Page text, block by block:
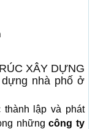
XÂY DỰNG
nhà phố ở
lập và phát
những công ty